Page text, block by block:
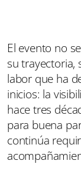
El evento no
su trayectoria,
labor que ha
inicios: la
hace tres
para buena
continúa